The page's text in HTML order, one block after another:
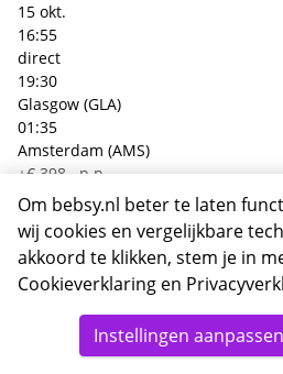
15 okt.
16:55
direct
19:30
Glasgow (GLA)
01:35
Amsterdam (AMS)
+€ 398,- p.p.
Heenreis 05 okt.
05 okt.
12:25
direct
Amsterdam (AMS)
Details
Om bebsy.nl beter te laten
wij cookies en vergelijkbare
akkoord te klikken, stem je in
Cookieverklaring en
Instellingen aanpassen